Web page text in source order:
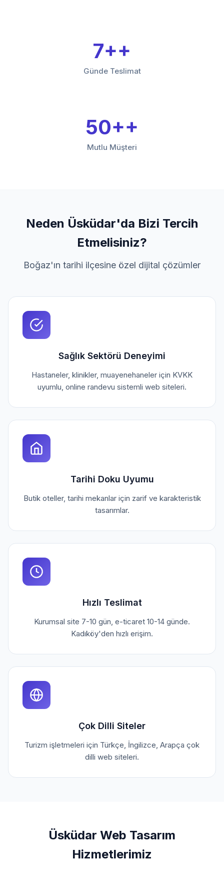
7+
Günde Teslimat
50+
Mutlu Müşteri
Neden Üsküdar'da Bizi Tercih
Etmelisiniz?
Boğaz'ın tarihi ilçesine özel dijital çözümler
Sağlık Sektörü Deneyimi
Hastaneler, klinikler, muayenehaneler için KVKK
uyumlu, online randevu sistemli web siteleri.
Tarihi Doku Uyumu
Butik oteller, tarihi mekanlar için zarif ve karakteristik
tasarımlar.
Hızlı Teslimat
Kurumsal site 7-10 gün, e-ticaret 10-14 günde.
Kadıköy'den hızlı erişim.
Çok Dilli Siteler
Turizm işletmeleri için Türkçe, İngilizce, Arapça çok
dilli web siteleri.
Üsküdar Web Tasarım
Hizmetlerimiz